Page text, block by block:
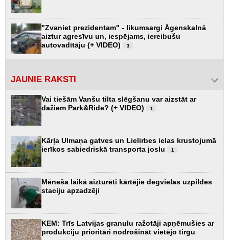
"Zvaniet prezidentam" - likumsargi Āgenskalnā
aiztur agresīvu un, iespējams, iereibušu
autovadītāju (+ VIDEO)
3
JAUNIE RAKSTI
Vai tiešām Vanšu tilta slēgšanu var aizstāt ar
dažiem Park&Ride? (+ VIDEO)
1
Kārļa Ulmaņa gatves un Lielirbes ielas krustojumā
ierīkos sabiedriskā transporta joslu
1
Mēneša laikā aizturēti kārtējie degvielas uzpildes
staciju apzadzēji
KEM: Trīs Latvijas granulu ražotāji apņēmušies ar
produkciju prioritāri nodrošināt vietējo tirgu